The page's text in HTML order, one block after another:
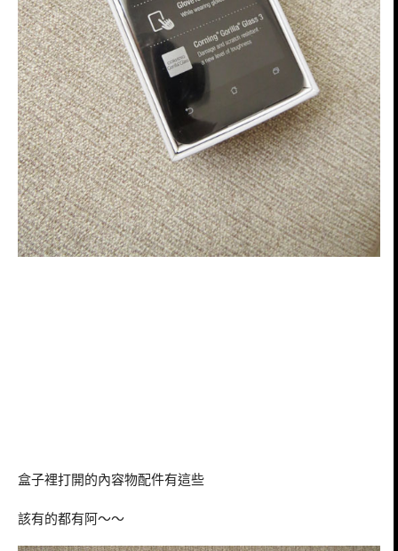
盒子裡打開的內容物配件有這些
該有的都有阿～～